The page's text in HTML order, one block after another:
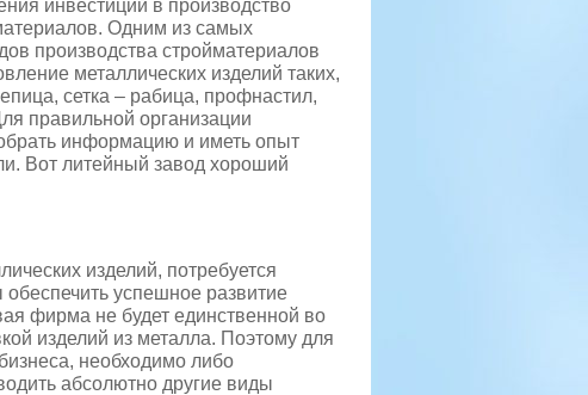
инвестиций в производство
Одним из самых
производства стройматериалов
металлических изделий таких,
сетка – рабица, профнастил,
правильной организации
информацию и иметь опыт
Вот литейный завод хороший
изделий, потребуется
успешное развитие
фирма не будет единственной во
изделий из металла. Поэтому для
необходимо либо
абсолютно другие виды